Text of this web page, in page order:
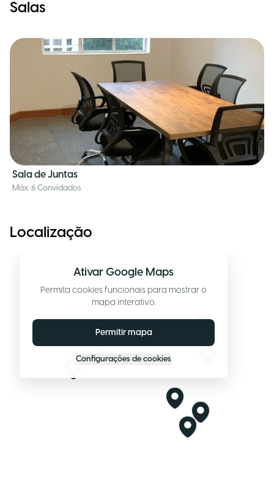
Salas
Sala de Juntas
Máx. 6 Convidados
Localização
Ativar Google Maps
Permita cookies funcionais para mostrar o
mapa interativo.
Permitir mapa
Configurações de cookies